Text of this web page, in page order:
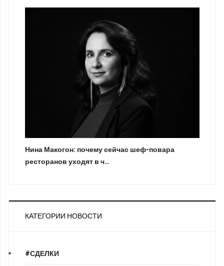
Нина Макогон: почему сейчас шеф-повара
ресторанов уходят в ч…
КАТЕГОРИИ НОВОСТИ
#СДЕЛКИ